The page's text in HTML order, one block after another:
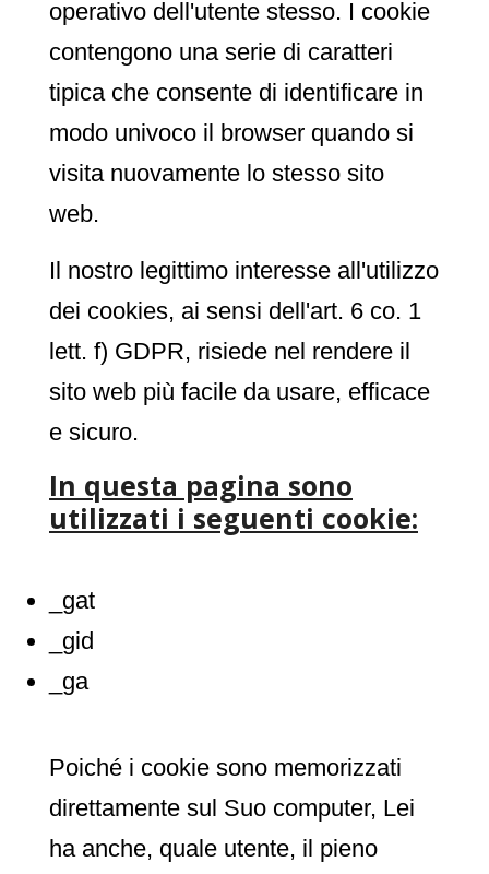
operativo dell'utente stesso. I cookie
contengono una serie di caratteri
tipica che consente di identificare in
modo univoco il browser quando si
visita nuovamente lo stesso sito
web.
Il nostro legittimo interesse all'utilizzo
dei cookies, ai sensi dell'art. 6 co. 1
lett. f) GDPR, risiede nel rendere il
sito web più facile da usare, efficace
e sicuro.
In questa pagina sono
utilizzati i seguenti cookie:
_gat
_gid
_ga
Poiché i cookie sono memorizzati
direttamente sul Suo computer, Lei
ha anche, quale utente, il pieno